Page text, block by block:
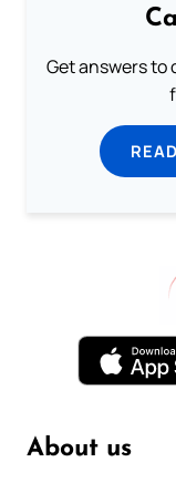
Get answers
About us